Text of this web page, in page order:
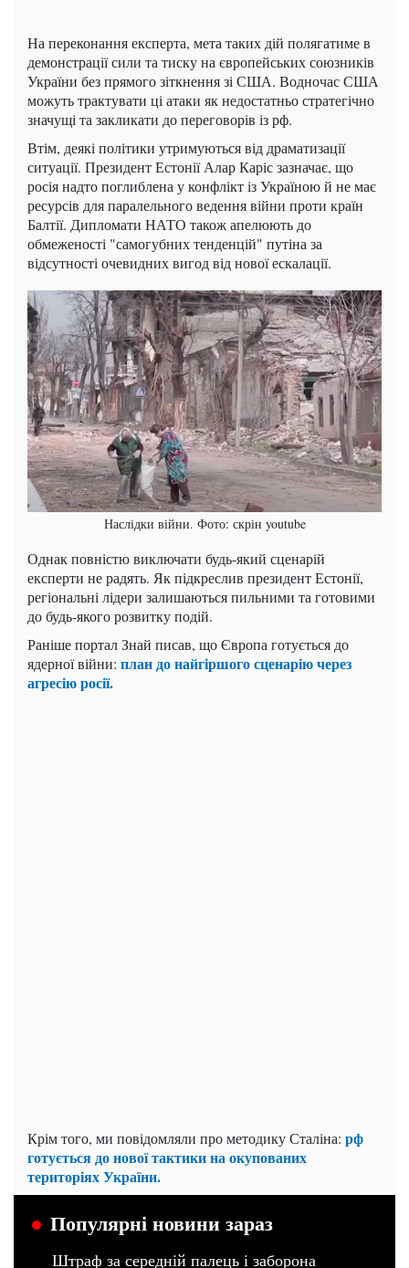
На переконання експерта, мета таких дій полягатиме в
демонстрації сили та тиску на європейських союзників
України без прямого зіткнення зі США. Водночас США
можуть трактувати ці атаки як недостатньо стратегічно
значущі та закликати до переговорів із рф.
Втім, деякі політики утримуються від драматизації
ситуації. Президент Естонії Алар Каріс зазначає, що
росія надто поглиблена у конфлікт із Україною й не має
ресурсів для паралельного ведення війни проти країн
Балтії. Дипломати НАТО також апелюють до
обмеженості "самогубних тенденцій" путіна за
відсутності очевидних вигод від нової ескалації.
Наслідки війни. Фото: скрін youtube
Однак повністю виключати будь-який сценарій
експерти не радять. Як підкреслив президент Естонії,
регіональні лідери залишаються пильними та готовими
до будь-якого розвитку подій.
Раніше портал Знай писав, що Європа готується до
ядерної війни: план до найгіршого сценарію через
агресію росії.
Крім того, ми повідомляли про методику Сталіна: рф
готується до нової тактики на окупованих
територіях України.
Популярні новини зараз
Штраф за середній палець і заборона